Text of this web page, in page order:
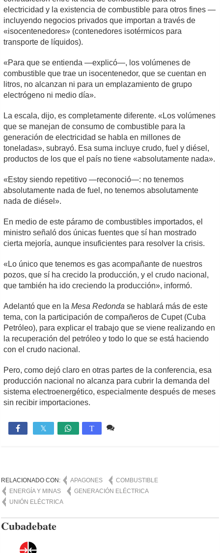
electricidad y la existencia de combustible para otros fines —
incluyendo negocios privados que importan a través de
«isocentenedores» (contenedores isotérmicos para
transporte de líquidos).
«Para que se entienda —explicó—, los volúmenes de
combustible que trae un isocentenedor, que se cuentan en
litros, no alcanzan ni para un emplazamiento de grupo
electrógeno ni medio día».
La escala, dijo, es completamente diferente. «Los volúmenes
que se manejan de consumo de combustible para la
generación de electricidad se habla en millones de
toneladas», subrayó. Esa suma incluye crudo, fuel y diésel,
productos de los que el país no tiene «absolutamente nada».
«Estoy siendo repetitivo —reconoció—: no tenemos
absolutamente nada de fuel, no tenemos absolutamente
nada de diésel».
En medio de este páramo de combustibles importados, el
ministro señaló dos únicas fuentes que sí han mostrado
cierta mejoría, aunque insuficientes para resolver la crisis.
«Lo único que tenemos es gas acompañante de nuestros
pozos, que sí ha crecido la producción, y el crudo nacional,
que también ha ido creciendo la producción», informó.
Adelantó que en laMesa Redonda se hablará más de este
tema, con la participación de compañeros de Cupet (Cuba
Petróleo), para explicar el trabajo que se viene realizando en
la recuperación del petróleo y todo lo que se está haciendo
con el crudo nacional.
Pero, como dejó claro en otras partes de la conferencia, esa
producción nacional no alcanza para cubrir la demanda del
sistema electroenergético, especialmente después de meses
sin recibir importaciones.
 T
RELACIONADO CON: APAGONES
COMBUSTIBLE
ENERGÍA Y MINAS
GENERACIÓN ELÉCTRICA
UNIÓN ELÉCTRICA
Cubadebate